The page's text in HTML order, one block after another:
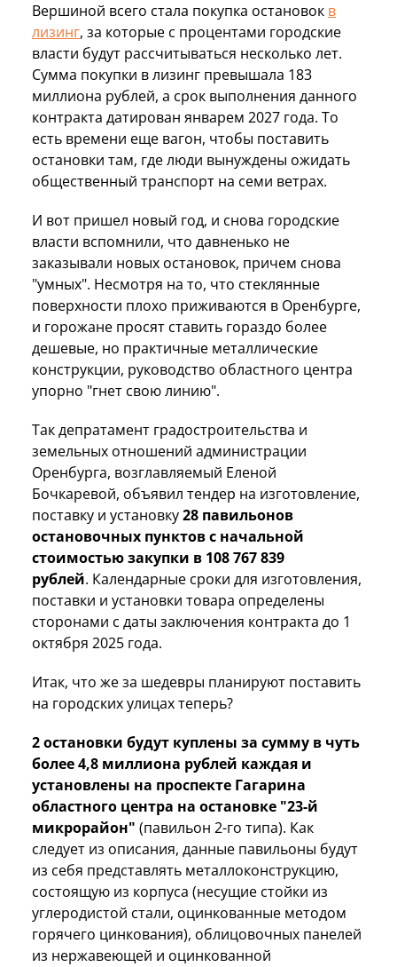
Вершиной всего стала покупка остановок в
лизинг, за которые с процентами городские
власти будут рассчитываться несколько лет.
Сумма покупки в лизинг превышала 183
миллиона рублей, а срок выполнения данного
контракта датирован январем 2027 года. То
есть времени еще вагон, чтобы поставить
остановки там, где люди вынуждены ожидать
общественный транспорт на семи ветрах.
И вот пришел новый год, и снова городские
власти вспомнили, что давненько не
заказывали новых остановок, причем снова
"умных". Несмотря на то, что стеклянные
поверхности плохо приживаются в Оренбурге,
и горожане просят ставить гораздо более
дешевые, но практичные металлические
конструкции, руководство областного центра
упорно "гнет свою линию".
Так депратамент градостроительства и
земельных отношений администрации
Оренбурга, возглавляемый Еленой
Бочкаревой, объявил тендер на изготовление,
поставку и установку28 павильонов
остановочных пунктов с начальной
стоимостью закупки в 108 767 839
рублей. Календарные сроки для изготовления,
поставки и установки товара определены
сторонами с даты заключения контракта до 1
октября 2025 года.
Итак, что же за шедевры планируют поставить
на городских улицах теперь?
2 остановки будут куплены за сумму в чуть
более 4,8 миллиона рублей каждая и
установлены на проспекте Гагарина
областного центра на остановке "23-й
микрорайон" (павильон 2-го типа). Как
следует из описания, данные павильоны будут
из себя представлять металлоконструкцию,
состоящую из корпуса (несущие стойки из
углеродистой стали, оцинкованные методом
горячего цинкования), облицовочных панелей
из нержавеющей и оцинкованной